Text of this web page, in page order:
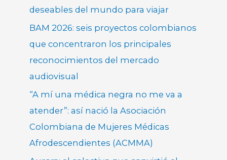
deseables del mundo para viajar
BAM 2026: seis proyectos colombianos
que concentraron los principales
reconocimientos del mercado
audiovisual
“A mí una médica negra no me va a
atender”: así nació la Asociación
Colombiana de Mujeres Médicas
Afrodescendientes (ACMMA)